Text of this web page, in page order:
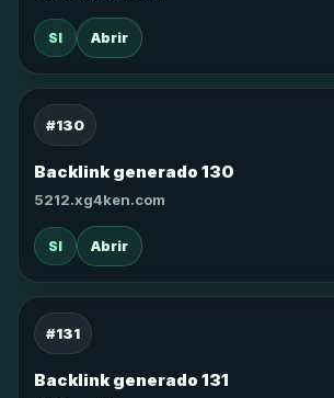
SI Abrir
#130
Backlink generado 130
5212.xg4ken.com
SI Abrir
#131
Backlink generado 131